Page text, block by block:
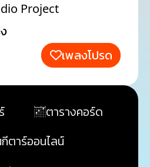
Project
เพลงโปรด
ตารางคอร์ด
ตาร์ออนไลน์